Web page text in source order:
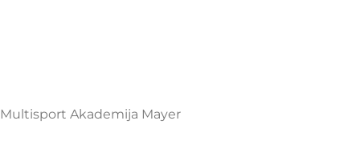
Multisport Akademija Mayer